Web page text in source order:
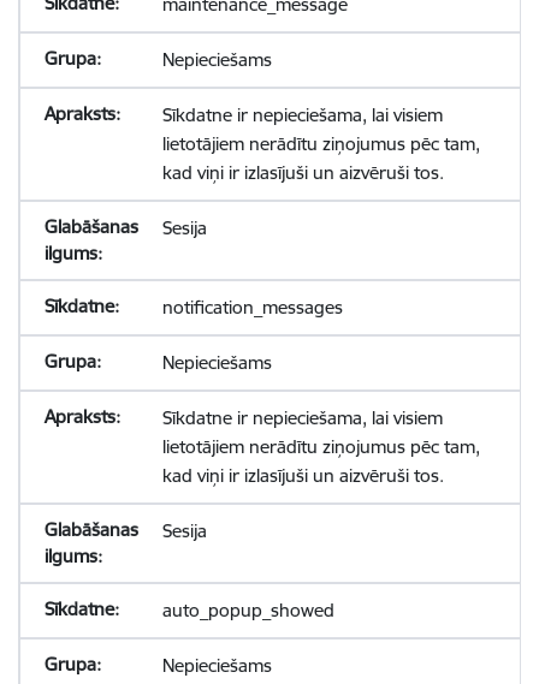
Nepieciešams
Sīkdatne ir nepieciešama, lai visiem
lietotājiem nerādītu ziņojumus pēc tam,
kad viņi ir izlasījuši un aizvēruši tos.
Sesija
notification_messages
Nepieciešams
Sīkdatne ir nepieciešama, lai visiem
lietotājiem nerādītu ziņojumus pēc tam,
kad viņi ir izlasījuši un aizvēruši tos.
Sesija
auto_popup_showed
Nepieciešams